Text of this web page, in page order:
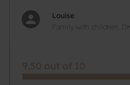
Louise
Family with children, DK
9,50 out of 10